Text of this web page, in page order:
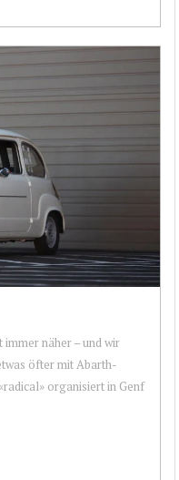
immer näher – und wir
öfter mit Abarth-
organisiert in Genf